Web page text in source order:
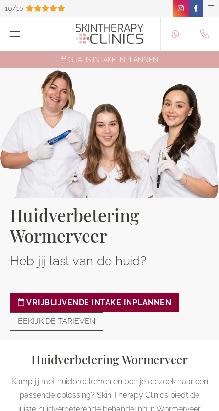
10/10
GRATIS INTAKE INPLANNEN
Huidverbetering
Wormerveer
Heb jij last van de huid?
VRIJBLIJVENDE INTAKE INPLANNEN
BEKIJK DE TARIEVEN
Huidverbetering Wormerveer
Kamp jij met huidproblemen en ben je op zoek naar een
passende oplossing? Skin Therapy Clinics biedt de
juiste huidverbeterende behandeling in Wormerveer.